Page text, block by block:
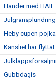
Händer med HAIF
Heby cupen
Kansliet har flyttat
Gubbdagis